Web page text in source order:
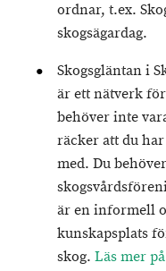
ordnar, t.ex.
skogsägardag.
Skogsgläntan i
är ett nätverk
behöver inte
räcker att du
med. Du
är en informell
kunskapsplats
skog. Läs mer